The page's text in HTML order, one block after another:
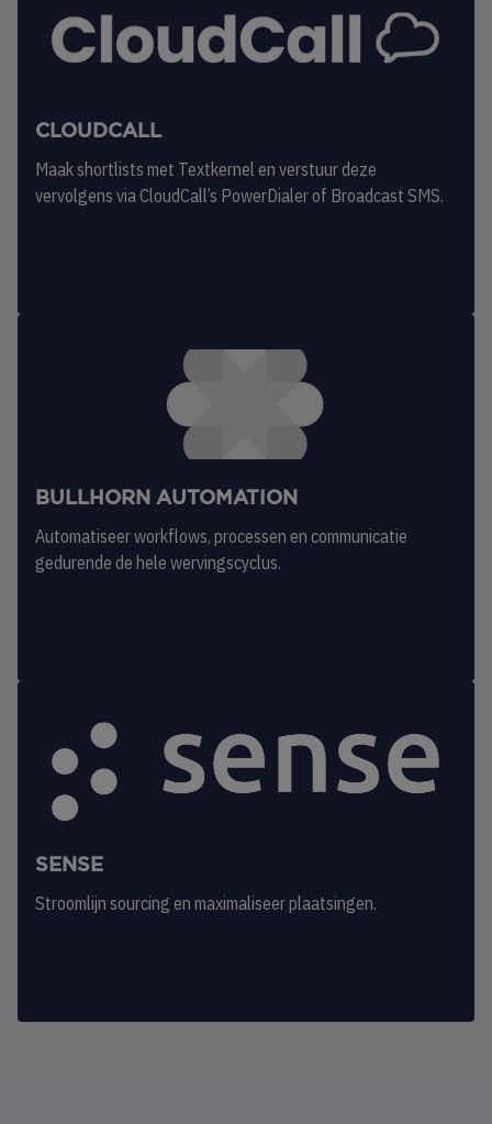
CLOUDCALL
Maak shortlists met Textkernel en verstuur deze
vervolgens via CloudCall’s PowerDialer of Broadcast SMS.
BULLHORN AUTOMATION
Automatiseer workflows, processen en communicatie
gedurende de hele wervingscyclus.
SENSE
Stroomlijn sourcing en maximaliseer plaatsingen.